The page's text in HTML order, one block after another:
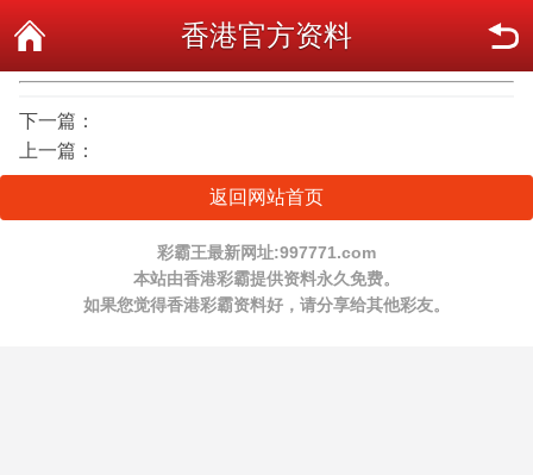
香港官方资料
下一篇：
上一篇：
返回网站首页
彩霸王最新网址:997771.com
本站由香港彩霸提供资料永久免费。
如果您觉得香港彩霸资料好，请分享给其他彩友。